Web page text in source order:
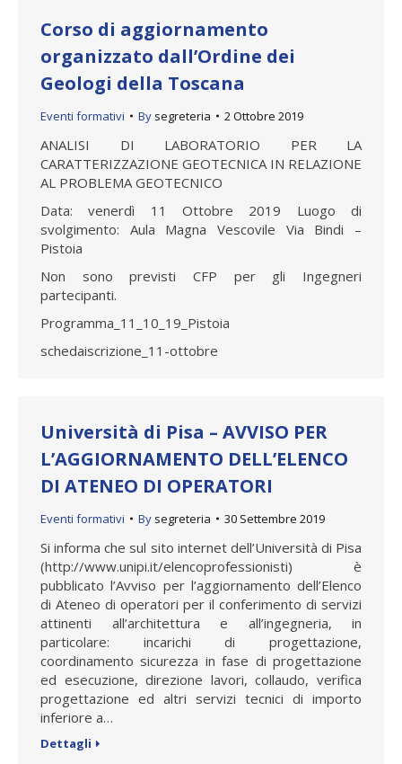
Corso di aggiornamento
organizzato dall’Ordine dei
Geologi della Toscana
Eventi formativi By segreteria 2 Ottobre 2019
ANALISI DI LABORATORIO PER LA
CARATTERIZZAZIONE GEOTECNICA IN RELAZIONE
AL PROBLEMA GEOTECNICO
Data: venerdì 11 Ottobre 2019 Luogo di
svolgimento: Aula Magna Vescovile Via Bindi –
Pistoia
Non sono previsti CFP per gli Ingegneri
partecipanti.
Programma_11_10_19_Pistoia
schedaiscrizione_11-ottobre
Università di Pisa – AVVISO PER
L’AGGIORNAMENTO DELL’ELENCO
DI ATENEO DI OPERATORI
Eventi formativi By segreteria 30 Settembre 2019
Si informa che sul sito internet dell’Università di Pisa
(http://www.unipi.it/elencoprofessionisti) è
pubblicato l’Avviso per l’aggiornamento dell’Elenco
di Ateneo di operatori per il conferimento di servizi
attinenti all’architettura e all’ingegneria, in
particolare: incarichi di progettazione,
coordinamento sicurezza in fase di progettazione
ed esecuzione, direzione lavori, collaudo, verifica
progettazione ed altri servizi tecnici di importo
inferiore a…
Dettagli